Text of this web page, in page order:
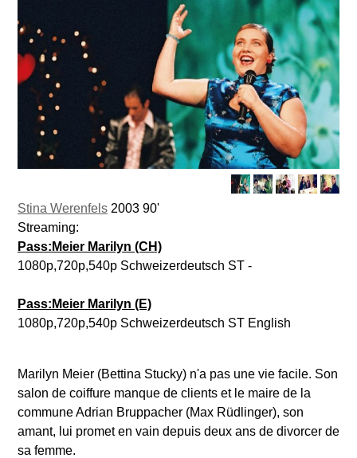
Stina Werenfels 2003 90'
Streaming:
Pass:Meier Marilyn (CH)
1080p,720p,540p Schweizerdeutsch ST -
Pass:Meier Marilyn (E)
1080p,720p,540p Schweizerdeutsch ST English
Marilyn Meier (Bettina Stucky) n'a pas une vie facile. Son
salon de coiffure manque de clients et le maire de la
commune Adrian Bruppacher (Max Rüdlinger), son
amant, lui promet en vain depuis deux ans de divorcer de
sa femme.
Contact Panier CGV
Acheter
Activer Abonnement
216.73.216.63